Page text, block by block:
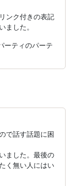
ンク付きの表記
ました。
ーティのパーテ
で話す話題に困
ました。最後の
く無い人にはい